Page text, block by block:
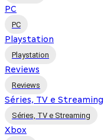
PC
PC
Playstation
Playstation
Reviews
Reviews
Séries, TV e Streaming
Séries, TV e Streaming
Xbox